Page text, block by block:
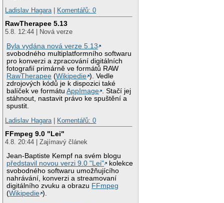
Ladislav Hagara| Komentářů: 0
RawTherapee 5.13
5.8. 12:44 | Nová verze
Byla vydána nová verze 5.13
svobodného multiplatformního softwaru
pro konverzi a zpracování digitálních
fotografií primárně ve formátů RAW
RawTherapee (Wikipedie ). Vedle
zdrojových kódů je k dispozici také
balíček ve formátuAppImage
. Stačí jej
stáhnout, nastavit právo ke spuštění a
spustit.
Ladislav Hagara| Komentářů: 0
FFmpeg 9.0 "Lei"
4.8. 20:44 | Zajímavý článek
Jean-Baptiste Kempf na svém blogu
představil novou verzi 9.0 "Lei"
kolekce
svobodného softwaru umožňujícího
nahrávání, konverzi a streamovaní
digitálního zvuku a obrazu FFmpeg
(Wikipedie ).